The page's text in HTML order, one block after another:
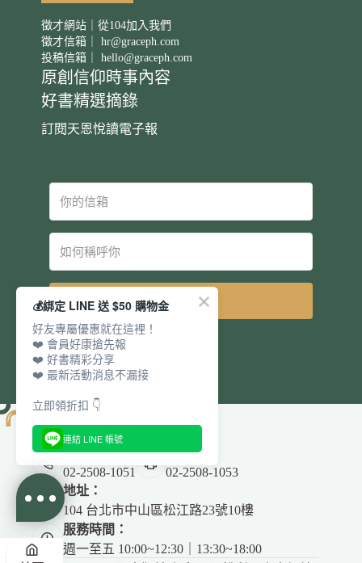
徵才網站｜從104加入我們
徵才信箱｜ hr@graceph.com
投稿信箱｜ hello@graceph.com
原創信仰時事內容
好書精選摘錄
訂閱天恩悅讀電子報
立即訂閱
電話：
02-2508-1051
傳真：
02-2508-1053
地址：
104 台北市中山區松江路23號10樓
服務時間：
週一至五 10:00~12:30｜13:30~18:00
💰綁定 LINE 送 $50 購物金
好友專屬優惠就在這裡！
❤️ 會員好康搶先報
❤️ 好書精彩分享
❤️ 最新活動消息不漏接
立即領折扣 👇
連結 LINE 帳號